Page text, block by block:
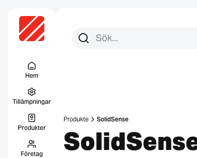
Hem
Tillämpningar
Produkter
Företag
Sök efter:
Sök
Produkte SolidSense